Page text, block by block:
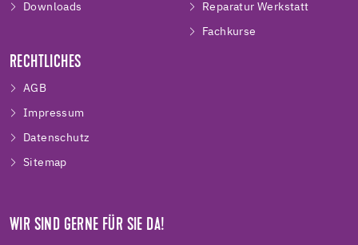
Downloads Reparatur Werkstatt
Fachkurse
RECHTLICHES
AGB
Impressum
Datenschutz
Sitemap
WIR SIND GERNE FÜR SIE DA!